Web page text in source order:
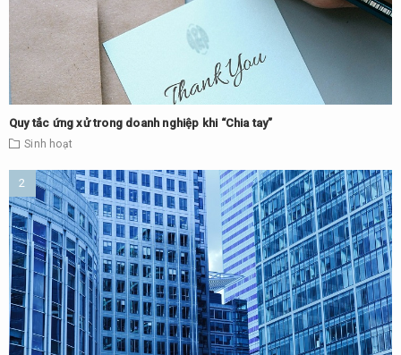
Quy tắc ứng xử trong doanh nghiệp khi “Chia tay”
Sinh hoạt